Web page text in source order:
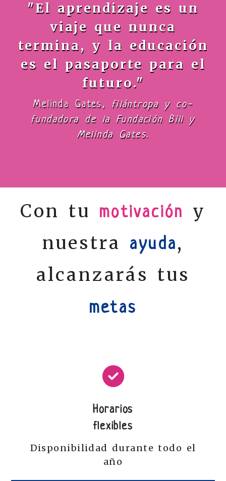
"El aprendizaje es un
viaje que nunca
termina, y la educación
es el pasaporte para el
futuro."
Melinda Gates,
filántropa y co-
fundadora de la Fundación Bill y
Melinda Gates.
Con tu motivación
y
nuestra
ayuda,
alcanzarás tus
metas
Horarios
flexibles
Disponibilidad durante todo el
año